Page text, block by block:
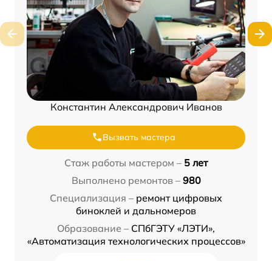
Константин Александрович Иванов
Вызвать мастера
Стаж работы мастером – 5 лет
Выполнено ремонтов – 980
Специализация – ремонт цифровых
биноклей и дальномеров
Образование – СПбГЭТУ «ЛЭТИ»,
«Автоматизация технологических процессов»